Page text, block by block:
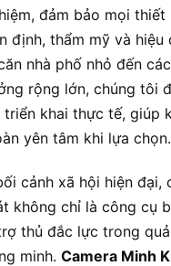
đảm bảo mọi thiết
định, thẩm mỹ và hiệu
nhà phố nhỏ đến
rộng lớn, chúng tôi
triển khai thực tế, giúp
yên tâm khi lựa chọn.
cảnh xã hội hiện đại,
không chỉ là công cụ
thủ đắc lực trong
minh. Camera Minh